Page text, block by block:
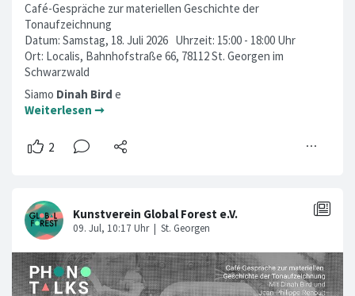
Café-Gespräche zur materiellen Geschichte der
Tonaufzeichnung
Datum: Samstag, 18. Juli 2026 Uhrzeit: 15:00 - 18:00 Uhr
Ort: Localis, Bahnhofstraße 66, 78112 St. Georgen im
Schwarzwald
Siamo Dinah Bird e
Weiterlesen ➞